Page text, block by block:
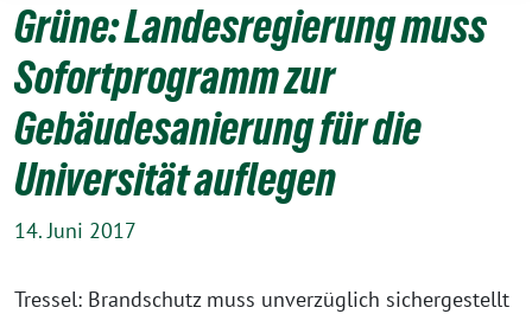
Grüne: Landesregierung muss
Sofortprogramm zur
Gebäudesanierung für die
Universität auflegen
14. Juni 2017
Tressel: Brandschutz muss unverzüglich sichergestellt